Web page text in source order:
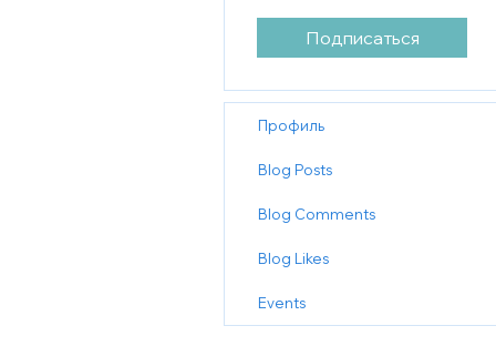
Подписаться
Профиль
Blog Posts
Blog Comments
Blog Likes
Events